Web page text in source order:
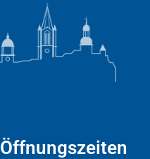
Öffnungszeiten